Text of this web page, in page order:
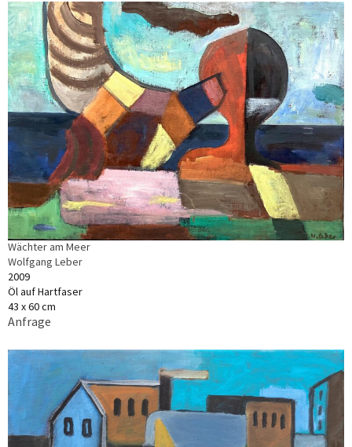
Wächter am Meer
Wolfgang Leber
2009
Öl auf Hartfaser
43 x 60 cm
Anfrage